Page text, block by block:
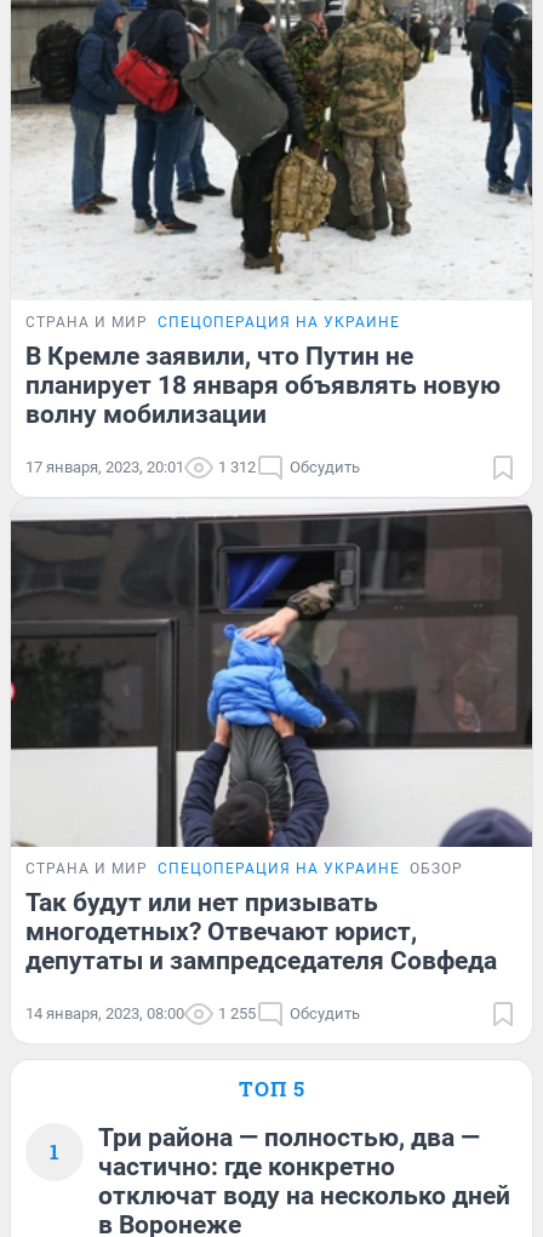
СТРАНА И МИР СПЕЦОПЕРАЦИЯ НА УКРАИНЕ
В Кремле заявили, что Путин не
планирует 18 января объявлять новую
волну мобилизации
17 января, 2023, 20:01 1 312 Обсудить
СТРАНА И МИР СПЕЦОПЕРАЦИЯ НА УКРАИНЕ ОБЗОР
Так будут или нет призывать
многодетных? Отвечают юрист,
депутаты и зампредседателя Совфеда
14 января, 2023, 08:00 1 255 Обсудить
ТОП 5
1
Три района — полностью, два —
частично: где конкретно
отключат воду на несколько дней
в Воронеже